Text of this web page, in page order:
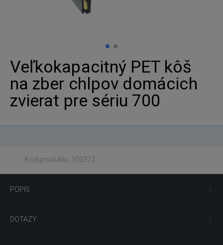
Veľkokapacitný PET kôš
na zber chlpov domácich
zvierat pre sériu 700
Kód produktu: 100372
POPIS
DOTAZY